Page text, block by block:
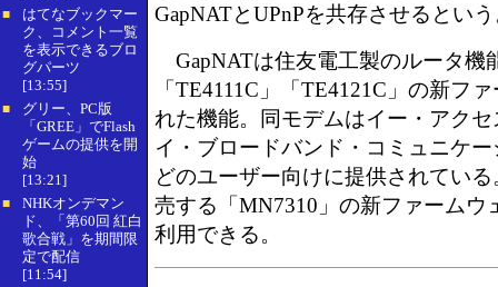
■
はてなブックマー
ク、コメント一覧
を表示できるブロ
グパーツ
[13:55]
■
グリー、PC版
「GREE」でFlash
ゲームの提供を開
始
[13:21]
■
NHKオンデマン
ド、「第60回 紅白
歌合戦」を期間限
定で配信
[11:54]
GapNATとUPnPを共存させるとい
GapNATは住友電工製のルータ機
「TE4111C」「TE4121C」の新フ
れた機能。同モデムはイー・アク
イ・ブロードバンド・コミュニケ
どのユーザー向けに提供されてい
売する「MN7310」の新ファームウ
利用できる。